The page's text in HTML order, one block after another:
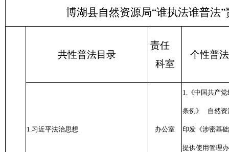
博湖县自然资源局“谁执法谁普法”
共性普法目录
责任
科室
个性普
1.习近平法治思想 办公室
1.《中国共产
条例》 自然
印发《涉密基
提供使用管理